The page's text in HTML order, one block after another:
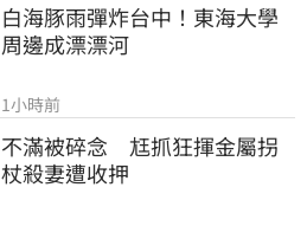
白海豚雨彈炸台中！東海大學
周邊成漂漂河
1小時前
不滿被碎念　尪抓狂揮金屬拐
杖殺妻遭收押